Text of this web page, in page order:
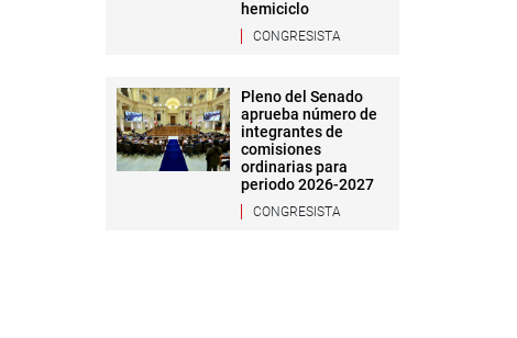
hemiciclo
CONGRESISTA
Pleno del Senado
aprueba número de
integrantes de
comisiones
ordinarias para
periodo 2026-2027
CONGRESISTA